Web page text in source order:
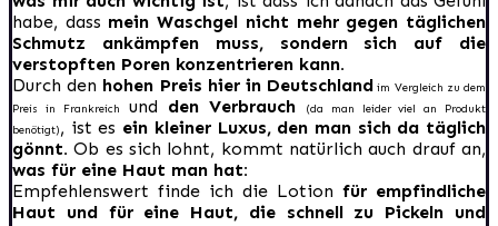
habe, dass mein Waschgel nicht mehr gegen täglichen
Schmutz ankämpfen muss, sondern sich auf die
verstopften Poren konzentrieren kann.
Durch den hohen Preis hier in Deutschland im Vergleich zu dem
Preis in Frankreich
und den Verbrauch
(da man leider viel an Produkt
benötigt), ist es ein kleiner Luxus, den man sich da täglich
gönnt. Ob es sich lohnt, kommt natürlich auch drauf an,
was für eine Haut man hat:
Empfehlenswert finde ich die Lotion für empfindliche
Haut und für eine Haut, die schnell zu Pickeln und